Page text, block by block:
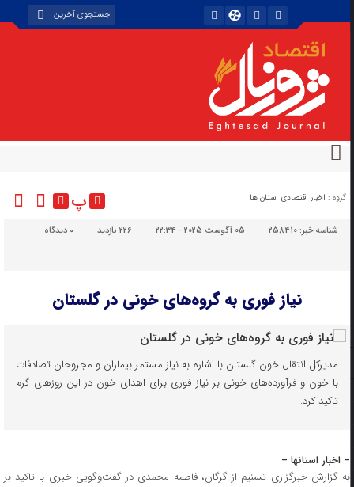
گروه : اخبار اقتصادی استان ها پ
شناسه خبر:258410 05 آگوست 2025 - 22:34 226 بازدید دیدگاه
نیاز فوری به گروه‌های خونی در گلستان
مدیرکل انتقال خون گلستان با اشاره به نیاز مستمر بیماران و مجروحان تصادفات
با خون و فرآورده‌های خونی بر نیاز فوری برای اهدای خون در این روزهای گرم
تاکید کرد.
– اخبار استانها –
به گزارش خبرگزاری تسنیم از گرگان، فاطمه محمدی در گفت‌وگویی خبری با تاکید بر